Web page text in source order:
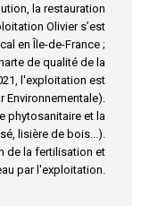
la restauration
Olivier s’est
en Île-de-France ;
de qualité de la
l'exploitation est
Environnementale).
phytosanitaire et la
lisière de bois...).
de la fertilisation et
par l'exploitation.